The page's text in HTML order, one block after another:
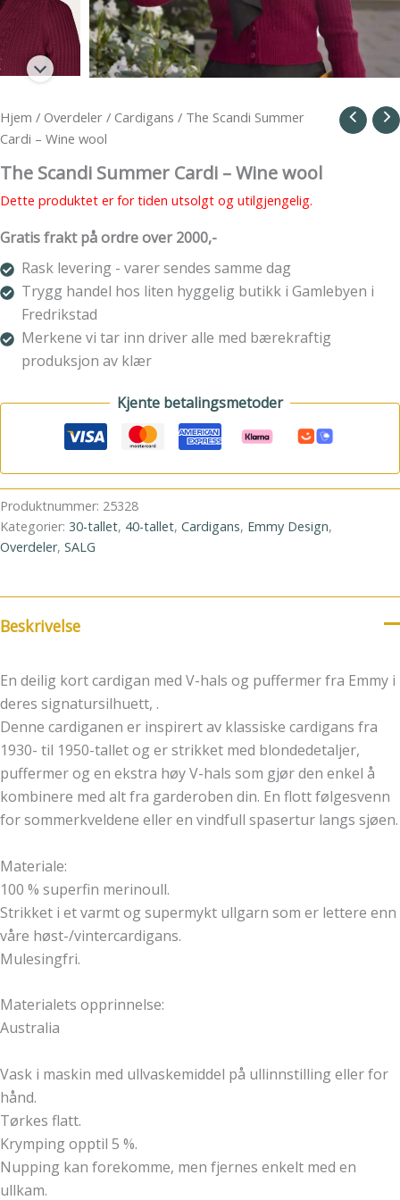
Hjem / Overdeler / Cardigans / The Scandi Summer
Cardi – Wine wool
The Scandi Summer Cardi – Wine wool
Dette produktet er for tiden utsolgt og utilgjengelig.
Gratis frakt på ordre over 2000,-
Rask levering - varer sendes samme dag
Trygg handel hos liten hyggelig butikk i Gamlebyen i
Fredrikstad
Merkene vi tar inn driver alle med bærekraftig
produksjon av klær
Kjente betalingsmetoder
Produktnummer: 25328
Kategorier: 30-tallet, 40-tallet, Cardigans, Emmy Design,
Overdeler, SALG
Beskrivelse
En deilig kort cardigan med V-hals og puffermer fra Emmy i
deres signatursilhuett, .
Denne cardiganen er inspirert av klassiske cardigans fra
1930- til 1950-tallet og er strikket med blondedetaljer,
puffermer og en ekstra høy V-hals som gjør den enkel å
kombinere med alt fra garderoben din. En flott følgesvenn
for sommerkveldene eller en vindfull spasertur langs sjøen.
Materiale:
100 % superfin merinoull.
Strikket i et varmt og supermykt ullgarn som er lettere enn
våre høst-/vintercardigans.
Mulesingfri.
Materialets opprinnelse:
Australia
Vask i maskin med ullvaskemiddel på ullinnstilling eller for
hånd.
Tørkes flatt.
Krymping opptil 5 %.
Nupping kan forekomme, men fjernes enkelt med en
ullkam.